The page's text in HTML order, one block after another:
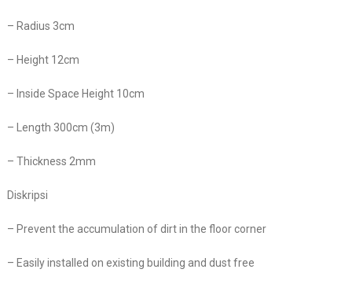
– Radius 3cm
– Height 12cm
– Inside Space Height 10cm
– Length 300cm (3m)
– Thickness 2mm
Diskripsi
– Prevent the accumulation of dirt in the floor corner
– Easily installed on existing building and dust free